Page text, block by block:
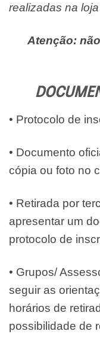
realizadas na
Atenção:
• Protocolo de
• Documento
cópia ou foto no
• Retirada por
apresentar um
protocolo de
• Grupos/
seguir as
horários de
possibilidade de